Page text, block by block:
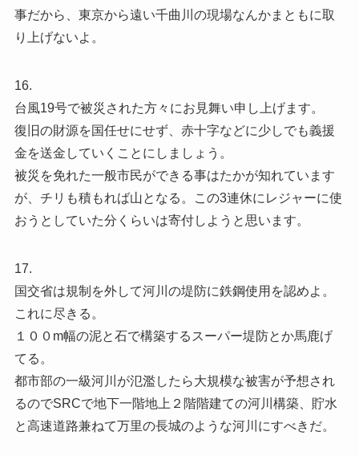
事だから、東京から遠い千曲川の現場なんかまともに取
り上げないよ。
16.
台風19号で被災された方々にお見舞い申し上げます。
復旧の財源を国任せにせず、赤十字などに少しでも義援
金を送金していくことにしましょう。
被災を免れた一般市民ができる事はたかが知れています
が、チリも積もれば山となる。この3連休にレジャーに使
おうとしていた分くらいは寄付しようと思います。
17.
国交省は規制を外して河川の堤防に鉄鋼使用を認めよ。
これに尽きる。
１００m幅の泥と石で構築するスーパー堤防とか馬鹿げ
てる。
都市部の一級河川が氾濫したら大規模な被害が予想され
るのでSRCで地下一階地上２階階建ての河川構築、貯水
と高速道路兼ねて万里の長城のような河川にすべきだ。